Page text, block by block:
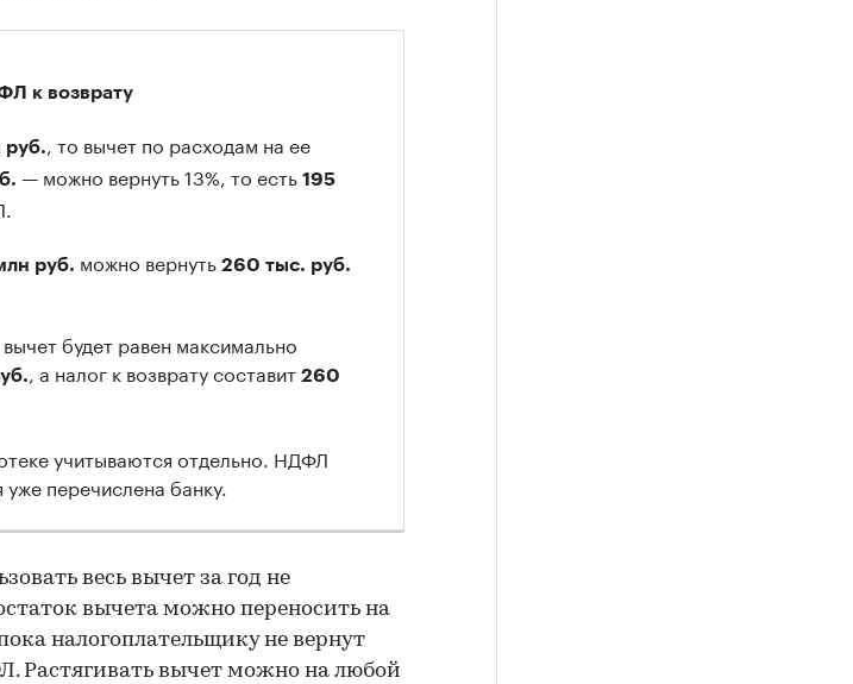
к возврату
руб.
, то вычет по расходам на ее
— можно вернуть 13%, то есть 195
руб. можно вернуть 260 тыс. руб.
будет равен максимально
, а налог к возврату составит 260
учитываются отдельно. НДФЛ
перечислена банку.
весь вычет за год не
вычета можно переносить на
налогоплательщику не вернут
Растягивать вычет можно на любой